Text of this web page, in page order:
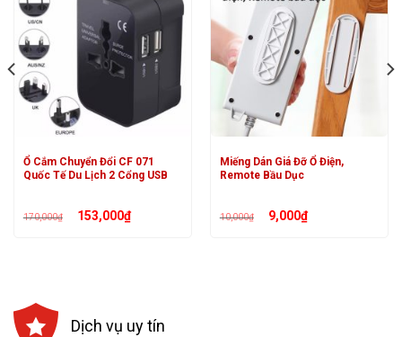
Ổ Cắm Chuyển Đổi CF 071
Quốc Tế Du Lịch 2 Cổng USB
170,000₫ Giá
gốc
153,000₫Giá
hiện
Miếng Dán Giá Đỡ Ổ Điện,
Remote Bầu Dục
10,000₫ Giá
gốc
9,000₫Giá
hiện
Dịch vụ uy tín